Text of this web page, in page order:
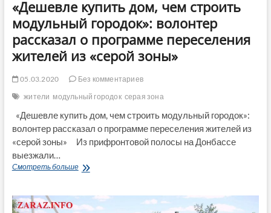
«Дешевле купить дом, чем строить
модульный городок»: волонтер
рассказал о программе переселения
жителей из «серой зоны»
05.03.2020
Без комментариев
жители модульный городок серая зона
«Дешевле купить дом, чем строить модульный городок»:
волонтер рассказал о программе переселения жителей из
«серой зоны» Из прифронтовой полосы на Донбассе
выезжали…
Смотреть больше«Дешевле
строить